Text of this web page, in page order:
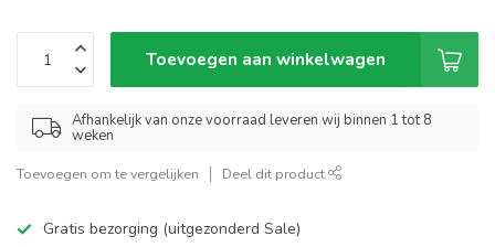
Toevoegen aan winkelwagen
Afhankelijk van onze voorraad leveren wij binnen 1 tot 8
weken
Toevoegen om te vergelijken Deel dit product
Gratis bezorging (uitgezonderd Sale)